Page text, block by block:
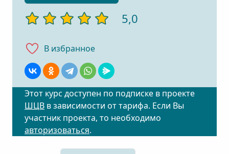
5,0
В избранноe
Этот курс доступен по подписке в проекте
ШЦВ в зависимости от тарифа. Если Вы
участник проекта, то необходимо
авторизоваться.